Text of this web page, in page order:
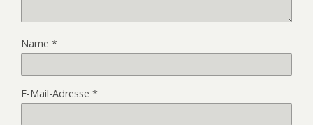
Name *
E-Mail-Adresse *